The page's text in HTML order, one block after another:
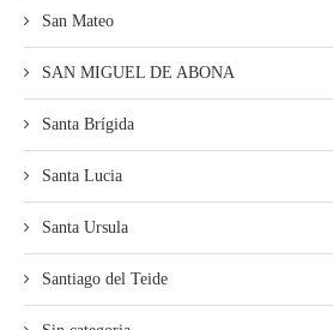
San Mateo
SAN MIGUEL DE ABONA
Santa Brígida
Santa Lucia
Santa Ursula
Santiago del Teide